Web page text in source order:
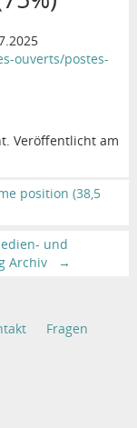
ouverts/postes-
Veröffentlicht am
position (38,5
und
Archiv
→
Fragen